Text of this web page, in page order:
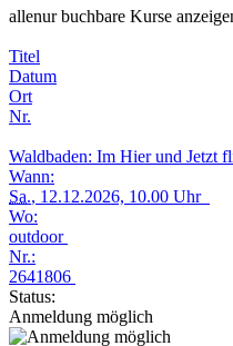
allenur buchbare Kurse
Titel
Datum
Ort
Nr.
Waldbaden: Im Hier und Jetzt
Wann:
Sa., 12.12.2026, 10.00 Uhr
Wo:
outdoor
Nr.:
2641806
Status:
Anmeldung möglich